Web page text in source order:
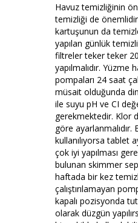
Havuz temizliğinin
temizliği de
kartuşunun da
yapılan günlük
filtreler teker teker
yapılmalıdır. Yüzme
pompaları 24 saat
müsait olduğunda
ile suyu pH ve CI
gerekmektedir. Klor
göre
kullanılıyorsa tablet
çok iyi yapılması
bulunan skimmer
haftada bir kez
çalıştırılamayan
kapalı pozisyonda
olarak düzgün